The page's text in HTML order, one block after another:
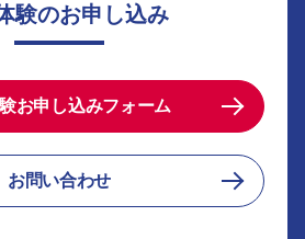
験のお申し込み
お申し込みフォーム
お問い合わせ